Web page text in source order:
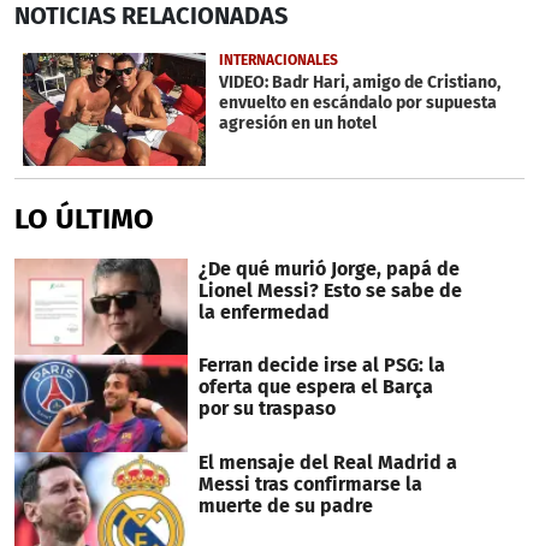
seconds
39
seconds
NOTICIAS RELACIONADAS
INTERNACIONALES
VIDEO: Badr Hari, amigo de Cristiano,
envuelto en escándalo por supuesta
agresión en un hotel
LO ÚLTIMO
¿De qué murió Jorge, papá de
Lionel Messi? Esto se sabe de
la enfermedad
Ferran decide irse al PSG: la
oferta que espera el Barça
por su traspaso
El mensaje del Real Madrid a
Messi tras confirmarse la
muerte de su padre